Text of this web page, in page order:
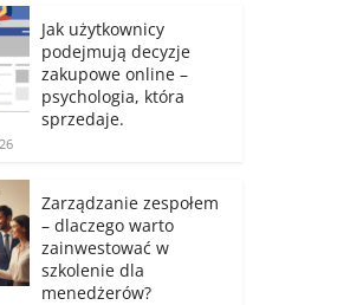
Jak użytkownicy
podejmują decyzje
zakupowe online –
psychologia, która
sprzedaje.
Zarządzanie zespołem
– dlaczego warto
zainwestować w
szkolenie dla
menedżerów?